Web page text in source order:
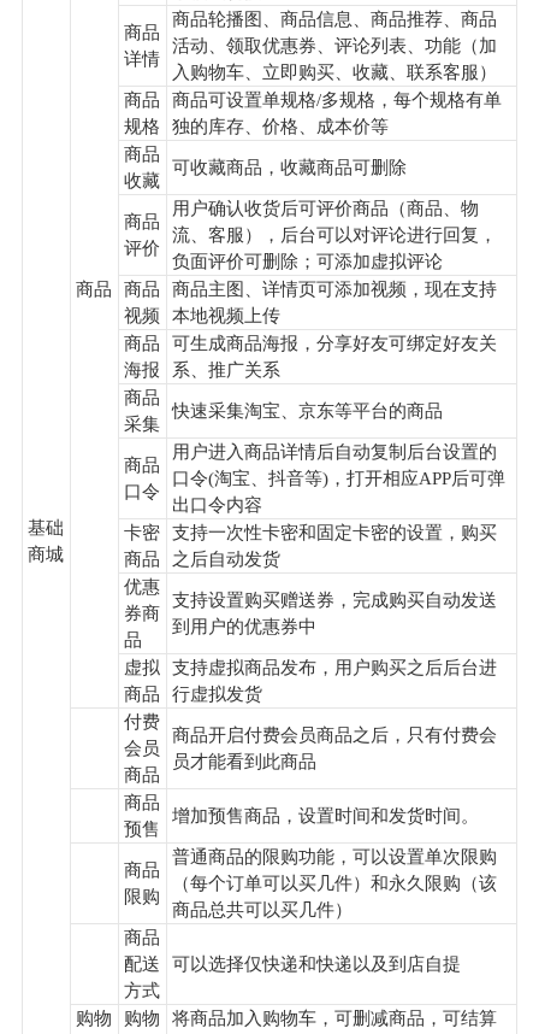
基础
商城
商品
商品
详情
商品轮播图、商品信息、商品推荐、商品
活动、领取优惠券、评论列表、功能（加
入购物车、立即购买、收藏、联系客服）
商品
规格
商品可设置单规格/多规格，每个规格有单
独的库存、价格、成本价等
商品
收藏
可收藏商品，收藏商品可删除
商品
评价
用户确认收货后可评价商品（商品、物
流、客服），后台可以对评论进行回复，
负面评价可删除；可添加虚拟评论
商品
视频
商品主图、详情页可添加视频，现在支持
本地视频上传
商品
海报
可生成商品海报，分享好友可绑定好友关
系、推广关系
商品
采集
快速采集淘宝、京东等平台的商品
商品
口令
用户进入商品详情后自动复制后台设置的
口令(淘宝、抖音等)，打开相应APP后可弹
出口令内容
卡密
商品
支持一次性卡密和固定卡密的设置，购买
之后自动发货
优惠
券商
品
支持设置购买赠送券，完成购买自动发送
到用户的优惠券中
虚拟
商品
支持虚拟商品发布，用户购买之后后台进
行虚拟发货
付费
会员
商品
商品开启付费会员商品之后，只有付费会
员才能看到此商品
商品
预售
增加预售商品，设置时间和发货时间。
商品
限购
普通商品的限购功能，可以设置单次限购
（每个订单可以买几件）和永久限购（该
商品总共可以买几件）
商品
配送
方式
可以选择仅快递和快递以及到店自提
购物
购物
将商品加入购物车，可删减商品，可结算